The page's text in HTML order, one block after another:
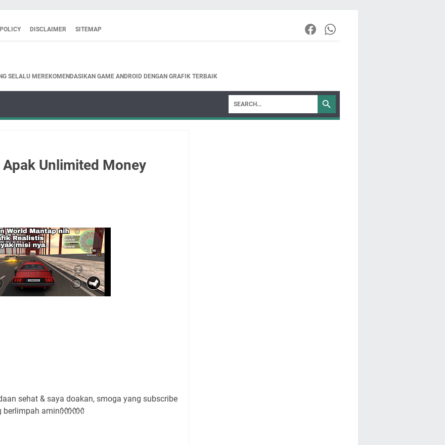
DISCLAIMER SITEMAP
SELALU MEREKOMENDASIKAN GAME ANDROID DENGAN GRAFIK TERBAIK
Unlimited Money
sehat & saya doakan, smoga yang subscribe
berlimpah amin👐👐👐